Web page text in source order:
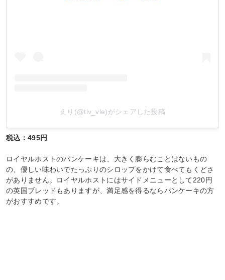
えり(@tlv_vle)がシェアした投稿
税込：495円
ロイヤルホストのパンケーキは、大きく膨らむことはないもの
の、優しい味わいでたっぷりのシロップをかけて食べてもくどさ
がありません。ロイヤルホストにはサイドメニューとして220円
の英国ブレッドもありますが、満足感を得るならパンケーキの方
がおすすめです。